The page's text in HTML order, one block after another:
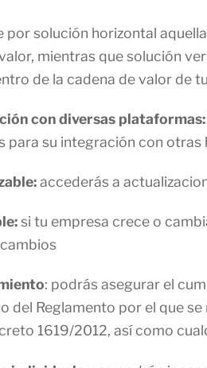
por solución horizontal
mientras que solución
de la cadena de valor de
con diversas plataformas:
para su integración con otras
accederás a
si tu empresa crece o
: podrás asegurar el
del Reglamento por el que
1619/2012, así como